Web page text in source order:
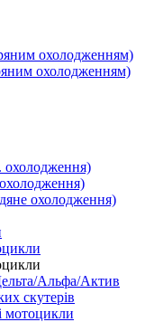
охолодженням)
охолодженням)
охолодження)
охолодження)
Альфа/Актив
скутерів
мотоцикли